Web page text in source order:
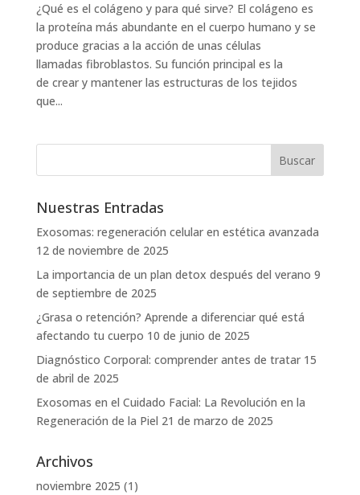
¿Qué es el colágeno y para qué sirve? El colágeno es
la proteína más abundante en el cuerpo humano y se
produce gracias a la acción de unas células
llamadas fibroblastos. Su función principal es la
de crear y mantener las estructuras de los tejidos
que...
Nuestras Entradas
Exosomas: regeneración celular en estética avanzada
12 de noviembre de 2025
La importancia de un plan detox después del verano 9
de septiembre de 2025
¿Grasa o retención? Aprende a diferenciar qué está
afectando tu cuerpo 10 de junio de 2025
Diagnóstico Corporal: comprender antes de tratar 15
de abril de 2025
Exosomas en el Cuidado Facial: La Revolución en la
Regeneración de la Piel 21 de marzo de 2025
Archivos
noviembre 2025 (1)